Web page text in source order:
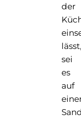
der
sei
es
auf